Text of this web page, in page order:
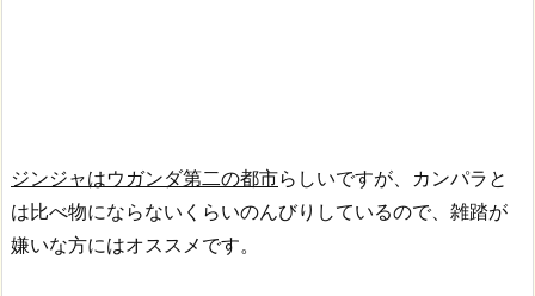
ジンジャはウガンダ第二の都市らしいですが、カンパラと
は比べ物にならないくらいのんびりしているので、雑踏が
嫌いな方にはオススメです。